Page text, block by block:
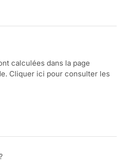
calculées dans la page
Cliquer ici pour consulter les